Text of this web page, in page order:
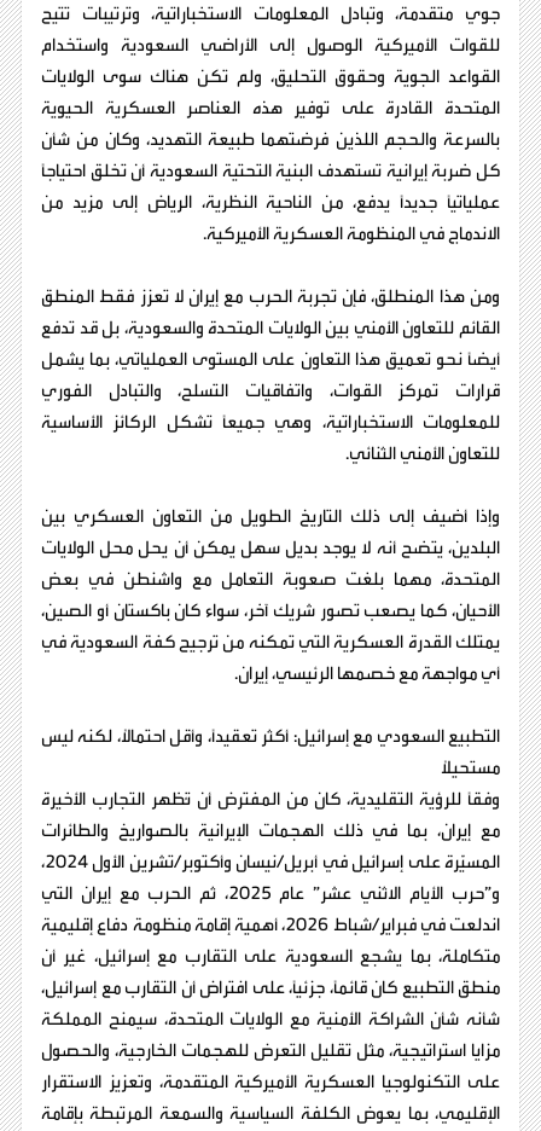
جوي متقدمة، وتبادل المعلومات الاستخباراتية، وترتيبات تتيح
للقوات الأميركية الوصول إلى الأراضي السعودية واستخدام
القواعد الجوية وحقوق التحليق، ولم تكن هناك سوى الولايات
المتحدة القادرة على توفير هذه العناصر العسكرية الحيوية
بالسرعة والحجم اللذين فرضتهما طبيعة التهديد، وكان من شأن
كل ضربة إيرانية تستهدف البنية التحتية السعودية أن تخلق احتياجًا
عملياتيًا جديدًا يدفع، من الناحية النظرية، الرياض إلى مزيد من
الاندماج في المنظومة العسكرية الأميركية.
ومن هذا المنطلق، فإن تجربة الحرب مع إيران لا تعزز فقط المنطق
القائم للتعاون الأمني بين الولايات المتحدة والسعودية، بل قد تدفع
أيضًا نحو تعميق هذا التعاون على المستوى العملياتي، بما يشمل
قرارات تمركز القوات، واتفاقيات التسلح، والتبادل الفوري
للمعلومات الاستخباراتية، وهي جميعًا تشكل الركائز الأساسية
للتعاون الأمني الثنائي.
وإذا أضيف إلى ذلك التاريخ الطويل من التعاون العسكري بين
البلدين، يتضح أنه لا يوجد بديل سهل يمكن أن يحل محل الولايات
المتحدة، مهما بلغت صعوبة التعامل مع واشنطن في بعض
الأحيان، كما يصعب تصور شريك آخر، سواء كان باكستان أو الصين،
يمتلك القدرة العسكرية التي تمكنه من ترجيح كفة السعودية في
أي مواجهة مع خصمها الرئيسي، إيران.
التطبيع السعودي مع إسرائيل: أكثر تعقيدًا، وأقل احتمالًا، لكنه ليس
مستحيلًا
وفقًا للرؤية التقليدية، كان من المفترض أن تُظهر التجارب الأخيرة
مع إيران، بما في ذلك الهجمات الإيرانية بالصواريخ والطائرات
المسيّرة على إسرائيل في أبريل/نيسان وأكتوبر/تشرين الأول 2024،
و”حرب الأيام الاثني عشر” عام 2025، ثم الحرب مع إيران التي
اندلعت في فبراير/شباط 2026، أهمية إقامة منظومة دفاع إقليمية
متكاملة، بما يشجع السعودية على التقارب مع إسرائيل، غير أن
منطق التطبيع كان قائمًا، جزئيًا، على افتراض أن التقارب مع إسرائيل،
شأنه شأن الشراكة الأمنية مع الولايات المتحدة، سيمنح المملكة
مزايا استراتيجية، مثل تقليل التعرض للهجمات الخارجية، والحصول
على التكنولوجيا العسكرية الأميركية المتقدمة، وتعزيز الاستقرار
الإقليمي، بما يعوض الكلفة السياسية والسمعة المرتبطة بإقامة